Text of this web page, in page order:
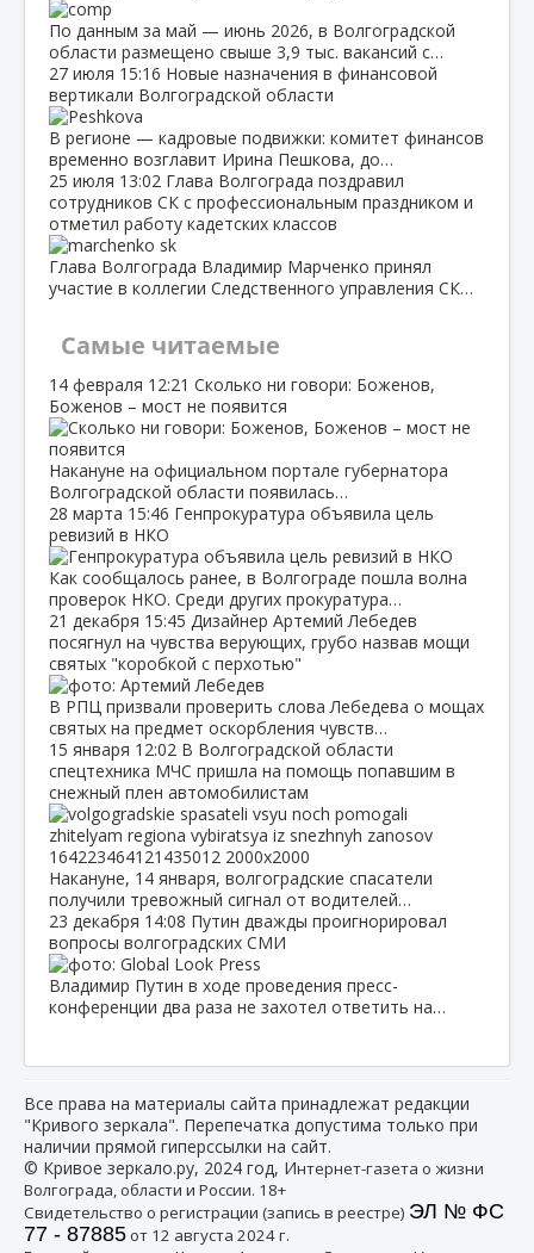
По данным за май — июнь 2026, в Волгоградской
области размещено свыше 3,9 тыс. вакансий с…
27 июля 15:16 Новые назначения в финансовой
вертикали Волгоградской области
В регионе — кадровые подвижки: комитет финансов
временно возглавит Ирина Пешкова, до…
25 июля 13:02 Глава Волгограда поздравил
сотрудников СК с профессиональным праздником и
отметил работу кадетских классов
Глава Волгограда Владимир Марченко принял
участие в коллегии Следственного управления СК…
Самые читаемые
14 февраля 12:21 Сколько ни говори: Боженов,
Боженов – мост не появится
Накануне на официальном портале губернатора
Волгоградской области появилась…
28 марта 15:46 Генпрокуратура объявила цель
ревизий в НКО
Как сообщалось ранее, в Волгограде пошла волна
проверок НКО. Среди других прокуратура…
21 декабря 15:45 Дизайнер Артемий Лебедев
посягнул на чувства верующих, грубо назвав мощи
святых "коробкой с перхотью"
В РПЦ призвали проверить слова Лебедева о мощах
святых на предмет оскорбления чувств…
15 января 12:02 В Волгоградской области
спецтехника МЧС пришла на помощь попавшим в
снежный плен автомобилистам
Накануне, 14 января, волгоградские спасатели
получили тревожный сигнал от водителей…
23 декабря 14:08 Путин дважды проигнорировал
вопросы волгоградских СМИ
Владимир Путин в ходе проведения пресс-
конференции два раза не захотел ответить на…
Все права на материалы сайта принадлежат редакции
"Кривого зеркала". Перепечатка допустима только при
наличии прямой гиперссылки на сайт.
© Кривое зеркало.ру, 2024 год, Интернет-газета о жизни
Волгограда, области и России. 18+
Свидетельство о регистрации (запись в реестре) ЭЛ № ФС
77 - 87885от 12 августа 2024 г.